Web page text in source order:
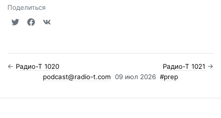
Поделиться
← Радио-Т 1020 Радио-Т 1021 →
podcast@radio-t.com 09 июл 2026 #prep